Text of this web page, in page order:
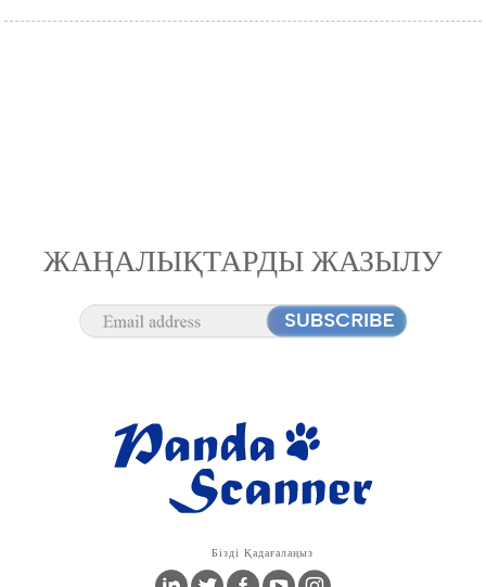
ЖАҢАЛЫҚТАРДЫ ЖАЗЫЛУ
Бізді Қадағалаңыз